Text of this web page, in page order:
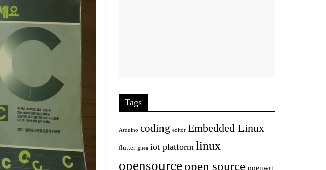
Tags
Arduino coding editor Embedded Linux
flutter gitea iot platform linux
opensource open source openwrt